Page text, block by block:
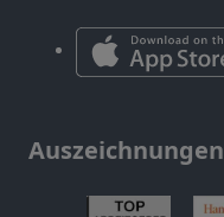
Auszeichnungen